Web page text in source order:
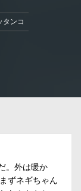
タンコ
。外は暖か
ずネギちゃん